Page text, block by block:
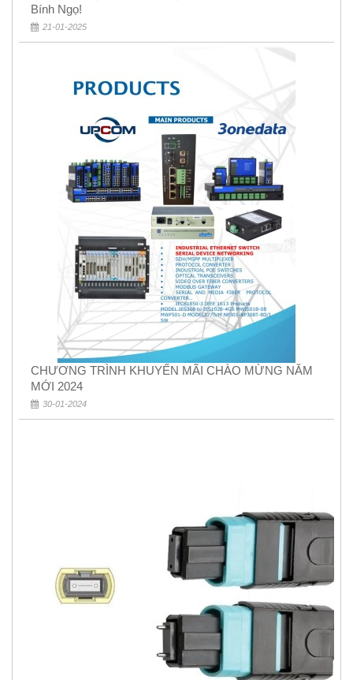
Bính Ngọ!
21-01-2025
CHƯƠNG TRÌNH KHUYẾN MÃI CHÀO MỪNG NĂM
MỚI 2024
30-01-2024